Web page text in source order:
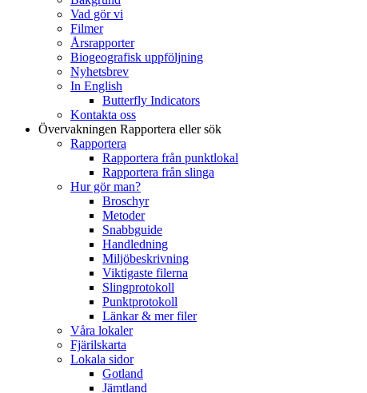
Vad gör vi
Filmer
Årsrapporter
Biogeografisk uppföljning
Nyhetsbrev
In English
Butterfly Indicators
Kontakta oss
Övervakningen Rapportera eller sök
Rapportera
Rapportera från punktlokal
Rapportera från slinga
Hur gör man?
Broschyr
Metoder
Snabbguide
Handledning
Miljöbeskrivning
Viktigaste filerna
Slingprotokoll
Punktprotokoll
Länkar & mer filer
Våra lokaler
Fjärilskarta
Lokala sidor
Gotland
Jämtland